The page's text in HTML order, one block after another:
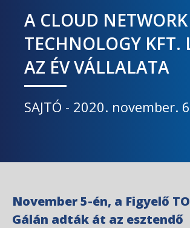
A CLOUD NETWORK
TECHNOLOGY KFT.
AZ ÉV VÁLLALATA
SAJTÓ - 2020. november.
November 5-én, a Figyelő
Gálán adták át az esztendő